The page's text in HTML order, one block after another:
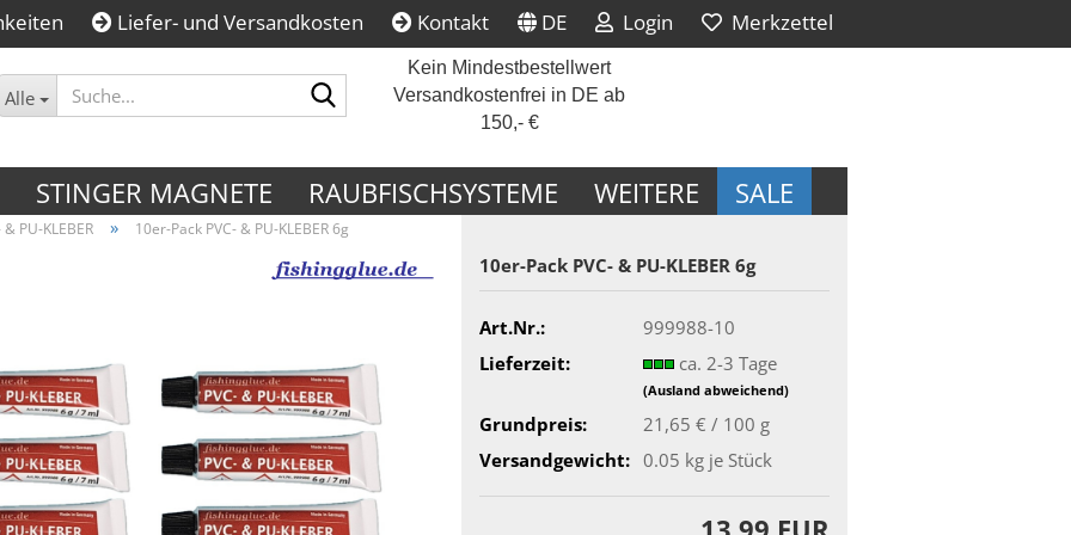
Liefer- und Versandkosten Kontakt DE Login Merkzettel
Alle
Suche...
Kein Mindestbestellwert
Versandkostenfrei in DE ab
150,- €
STINGER MAGNETE RAUBFISCHSYSTEME SALE
WEITERE
& PU-KLEBER » 10er-Pack PVC- & PU-KLEBER 6g
10er-​Pack PVC- & PU-​KLEBER 6g
Art.Nr.:
999988-10
Lieferzeit:
ca. 2-3 Tage
(Ausland abweichend)
Grundpreis:
21,65 € / 100 g
Versandgewicht: 0.05 kg je Stück